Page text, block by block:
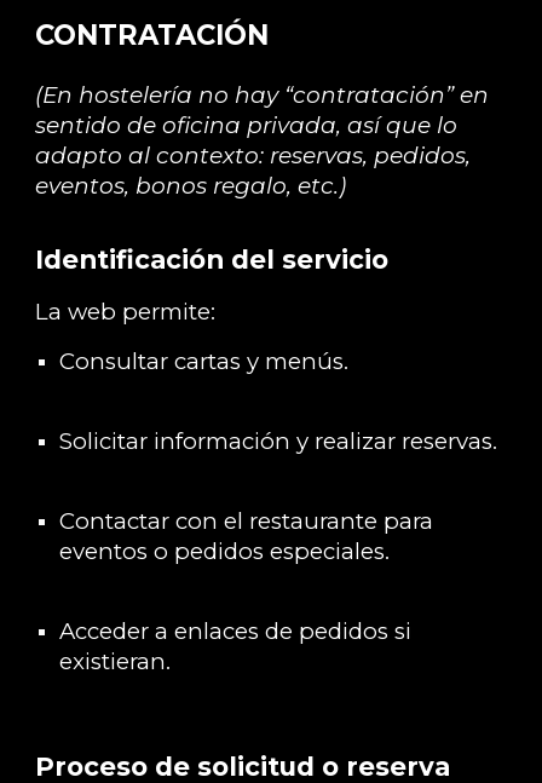
CONTRATACIÓN
(En hostelería no hay “contratación” en
sentido de oficina privada, así que lo
adapto al contexto: reservas, pedidos,
eventos, bonos regalo, etc.)
Identificación del servicio
La web permite:
Consultar cartas y menús.
Solicitar información y realizar reservas.
Contactar con el restaurante para
eventos o pedidos especiales.
Acceder a enlaces de pedidos si
existieran.
Proceso de solicitud o reserva